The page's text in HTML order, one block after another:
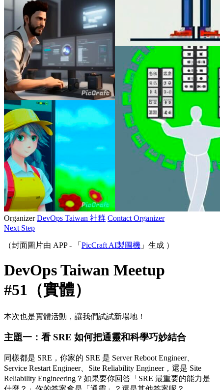
OrganizerDevOps Taiwan 社群 Contact Organizer
Next Step
（封面圖片由 APP - 「 PicCraft AI製圖機 」生成 ）
DevOps Taiwan Meetup
#51（實體）
本次也是實體活動，讓我們試試新場地！
主題一：看 SRE 如何把通靈和科學巧妙結合
同樣都是 SRE，你家的 SRE 是 Server Reboot Engineer、
Service Restart Engineer、Site Reliability Engineer，還是 Site
Reliability Engineering？如果要你回答「SRE 最重要的能力是